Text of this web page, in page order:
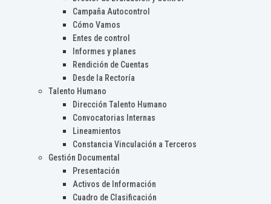
Campaña Autocontrol
Cómo Vamos
Entes de control
Informes y planes
Rendición de Cuentas
Desde la Rectoría
Talento Humano
Dirección Talento Humano
Convocatorias Internas
Lineamientos
Constancia Vinculación a Terceros
Gestión Documental
Presentación
Activos de Información
Cuadro de Clasificación